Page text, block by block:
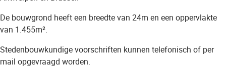
De bouwgrond heeft een breedte van 24m en een oppervlakte
van 1.455m².
Stedenbouwkundige voorschriften kunnen telefonisch of per
mail opgevraagd worden.